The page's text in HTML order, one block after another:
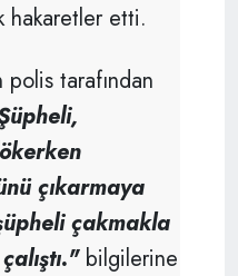
hakaretler etti.
tarafından
çıkarmaya
çakmakla
bilgilerine